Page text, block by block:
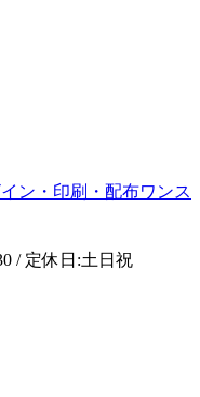
ン・印刷・配布ワンス
/ 定休日:土日祝